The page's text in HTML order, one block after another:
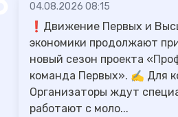
04.08.2026 08:15
❗️Движение Первых и
экономики продолжают
новый сезон проекта
команда Первых». ✍️ Для кого?
Организаторы ждут
работают с моло...